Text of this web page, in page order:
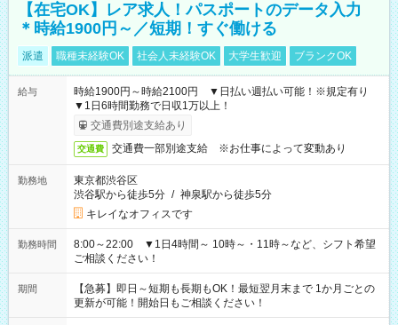
【在宅OK】レア求人！パスポートのデータ入力
＊時給1900円～／短期！すぐ働ける
派遣 職種未経験OK 社会人未経験OK 大学生歓迎 ブランクOK
給与
時給1900円～時給2100円 ▼日払い週払い可能！※規定有り
▼1日6時間勤務で日収1万以上！
交通費別途支給あり
交通費 交通費一部別途支給 ※お仕事によって変動あり
勤務地
東京都渋谷区
渋谷駅から徒歩5分 / 神泉駅から徒歩5分
キレイなオフィスです
勤務時間
8:00～22:00 ▼1日4時間～ 10時～・11時～など、シフト希望
ご相談ください！
期間
【急募】即日～短期も長期もOK！最短翌月末まで 1か月ごとの
更新が可能！開始日もご相談ください！